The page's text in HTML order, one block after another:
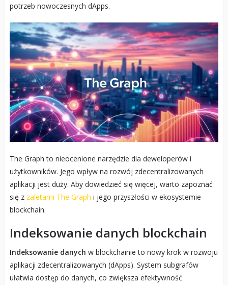
potrzeb nowoczesnych dApps.
The Graph to nieocenione narzędzie dla deweloperów i
użytkowników. Jego wpływ na rozwój zdecentralizowanych
aplikacji jest duży. Aby dowiedzieć się więcej, warto zapoznać
się z zaletami The Graph i jego przyszłości w ekosystemie
blockchain.
Indeksowanie danych blockchain
Indeksowanie danych w blockchainie to nowy krok w rozwoju
aplikacji zdecentralizowanych (dApps). System subgrafów
ułatwia dostęp do danych, co zwiększa efektywność